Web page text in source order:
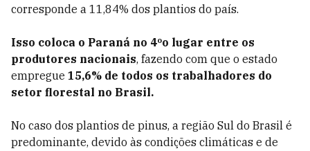
corresponde a 11,84% dos plantios do país.
Isso coloca o Paraná no 4ºo lugar entre os
produtores nacionais, fazendo com que o estado
empregue 15,6% de todos os trabalhadores do
setor florestal no Brasil.
No caso dos plantios de pinus, a região Sul do Brasil é
predominante, devido às condições climáticas e de